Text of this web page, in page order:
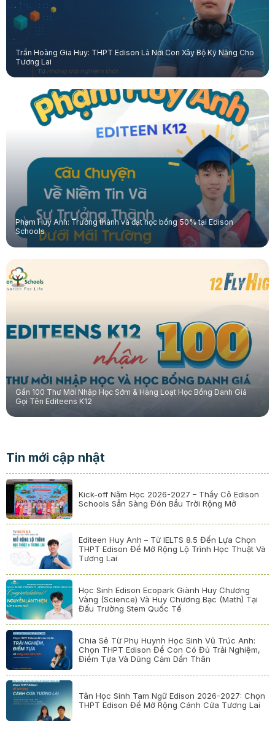
Trần Hoàng Gia Huy: THPT Edison Là Nơi Con Xây Bộ Kỹ Năng Cho
Tương Lai
Phạm Huy Anh: Trưởng thành và đạt học bổng 50% tại Edison
Schools
Gần 100 Thư Mời Nhập Học Sớm & Hàng Loạt Học Bổng Danh Giá
Gọi Tên Editeens K12
Tin mới cập nhật
Kick-off Năm Học 2026-2027 – Thầy Cô Edison
Schools Sẵn Sàng Đón Bầu Trời Rộng Mở
Editeen Huy Anh – Từ IELTS 8.5 Đến Lựa Chọn
THPT Edison Để Mở Rộng Lộ Trình Học Thuật Và
Tương Lai
Học Sinh Edison Ecopark Giành Huy Chương
Vàng (Science) Và Huy Chương Bạc (Math) Tại
Đấu Trường Stem Quốc Tế
Chia Sẻ Từ Phụ Huynh Học Sinh Vũ Trúc Anh:
Chọn THPT Edison Để Con Có Đủ Trải Nghiệm,
Điểm Tựa Và Dũng Cảm Dấn Thân
Tân Học Sinh Tam Ngữ Edison 2026-2027: Chọn
THPT Edison Để Mở Rộng Cánh Cửa Tương Lai